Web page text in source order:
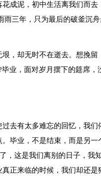
成泥，初中生活离我们而
三年，只为最后的破釜沉
，却无时不在逝去。想挽
业，面对岁月摆下的筵席
去有太多难忘的回忆，我
毕业，不是结束，而是另一
，这是我们离别的日子，我
正来临的时候，我们却还